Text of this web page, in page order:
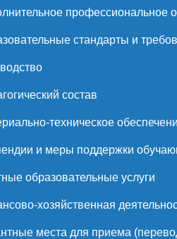
профессиональное
стандарты и
состав
техническое
и меры поддержки
образовательные услуги
хозяйственная
места для приема